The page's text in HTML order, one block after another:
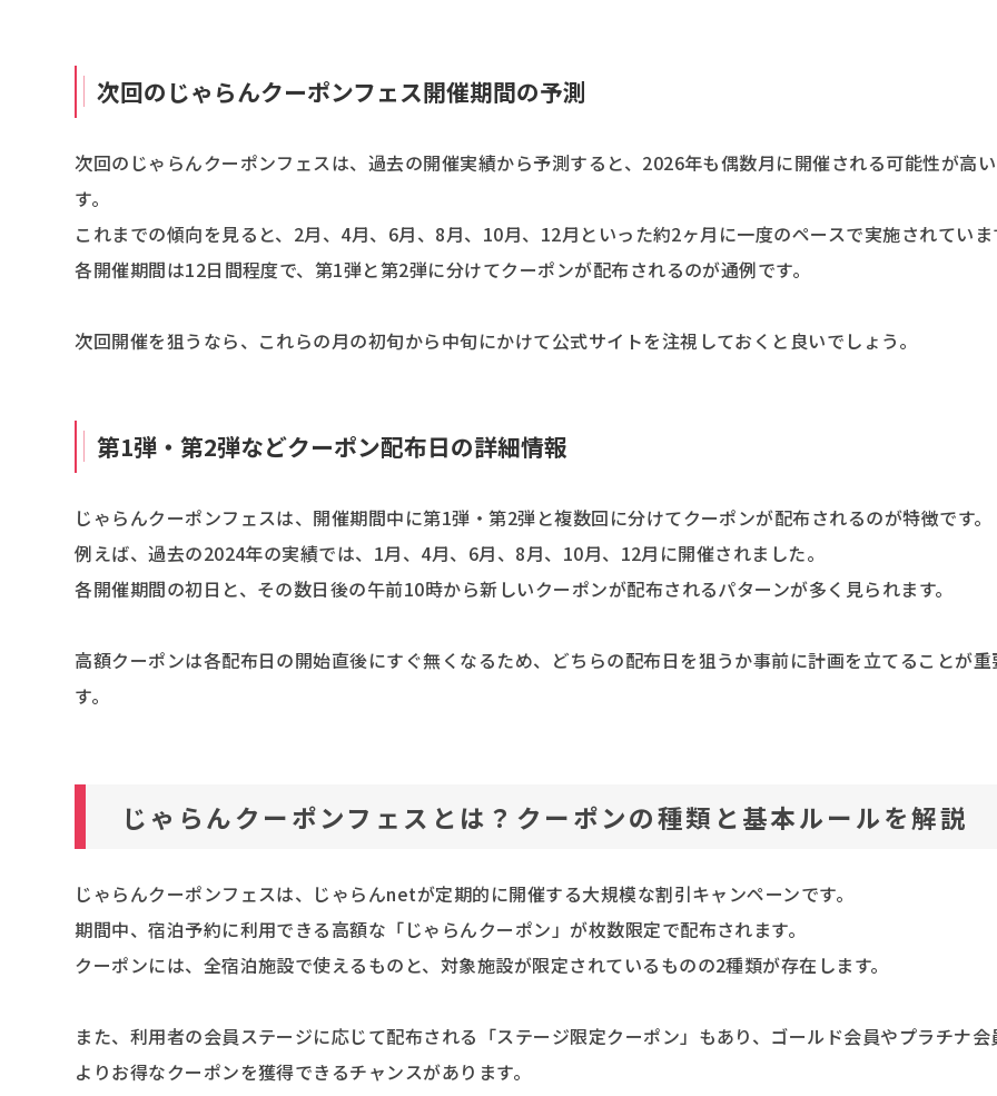
次回のじゃらんクーポンフェス開催期間の予測
次回のじゃらんクーポンフェスは、過去の開催実績から予測すると、2026年も偶数月に開催される可能性が高
す。
これまでの傾向を見ると、2月、4月、6月、8月、10月、12月といった約2ヶ月に一度のペースで実施されていま
各開催期間は12日間程度で、第1弾と第2弾に分けてクーポンが配布されるのが通例です。
次回開催を狙うなら、これらの月の初旬から中旬にかけて公式サイトを注視しておくと良いでしょう。
第1弾・第2弾などクーポン配布日の詳細情報
じゃらんクーポンフェスは、開催期間中に第1弾・第2弾と複数回に分けてクーポンが配布されるのが特徴です。
例えば、過去の2024年の実績では、1月、4月、6月、8月、10月、12月に開催されました。
各開催期間の初日と、その数日後の午前10時から新しいクーポンが配布されるパターンが多く見られます。
高額クーポンは各配布日の開始直後にすぐ無くなるため、どちらの配布日を狙うか事前に計画を立てることが重
す。
じゃらんクーポンフェスとは？クーポンの種類と基本ルールを解説
じゃらんクーポンフェスは、じゃらんnetが定期的に開催する大規模な割引キャンペーンです。
期間中、宿泊予約に利用できる高額な「じゃらんクーポン」が枚数限定で配布されます。
クーポンには、全宿泊施設で使えるものと、対象施設が限定されているものの2種類が存在します。
また、利用者の会員ステージに応じて配布される「ステージ限定クーポン」もあり、ゴールド会員やプラチナ会
よりお得なクーポンを獲得できるチャンスがあります。